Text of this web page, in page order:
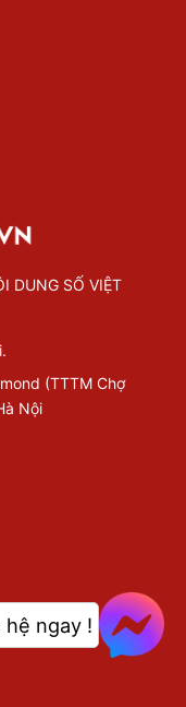
DUNG SỐ VIỆT
(TTTM Chợ
Nội
hệ ngay !